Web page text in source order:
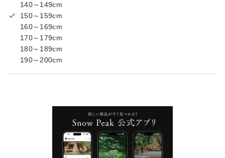
140～149cm
150～159cm
160～169cm
170～179cm
180～189cm
190～200cm